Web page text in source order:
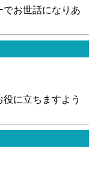
お世話になりあ
に立ちますよう